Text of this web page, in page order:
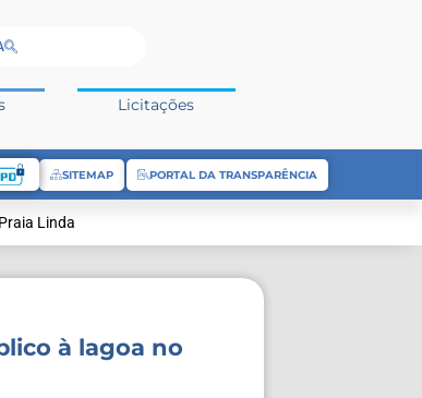
Licitações
SITEMAP PORTAL DA TRANSPARÊNCIA
Linda
à lagoa no